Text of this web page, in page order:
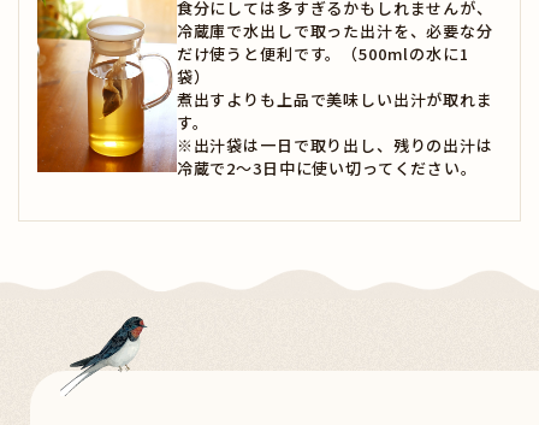
食分にしては多すぎるかもしれませんが、
冷蔵庫で水出しで取った出汁を、必要な分
だけ使うと便利です。（500mlの水に1
袋）
煮出すよりも上品で美味しい出汁が取れま
す。
※出汁袋は一日で取り出し、残りの出汁は
冷蔵で2～3日中に使い切ってください。